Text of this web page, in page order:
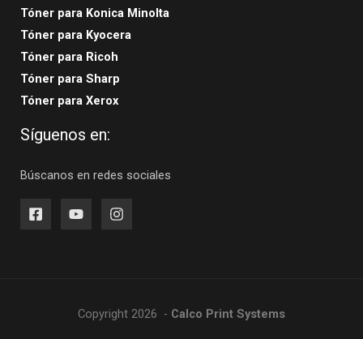
Tóner para Konica Minolta
Tóner para Kyocera
Tóner para Ricoh
Tóner para Sharp
Tóner para Xerox
Síguenos en:
Búscanos en redes sociales
Copyright 2026 - Calco Print Systems